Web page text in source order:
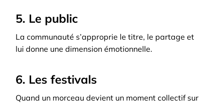
5. Le public
La communauté s’approprie le titre, le partage et
lui donne une dimension émotionnelle.
6. Les festivals
Quand un morceau devient un moment collectif sur